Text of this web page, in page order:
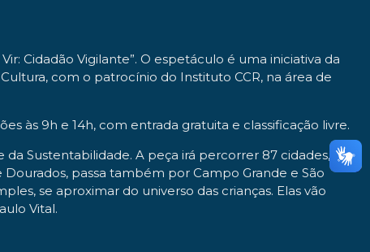
Cidadão Vigilante”. O espetáculo é uma iniciativa da
com o patrocínio do Instituto CCR, na área de
às 9h e 14h, com entrada gratuita e classificação livre.
Sustentabilidade. A peça irá percorrer 87 cidades,
passa também por Campo Grande e São
se aproximar do universo das crianças. Elas vão
Vital.